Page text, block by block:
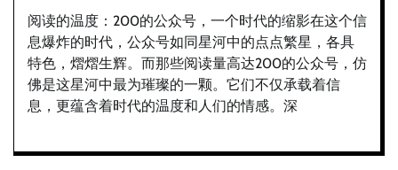
阅读的温度：200的公众号，一个时代的缩影在这个信
息爆炸的时代，公众号如同星河中的点点繁星，各具
特色，熠熠生辉。而那些阅读量高达200的公众号，仿
佛是这星河中最为璀璨的一颗。它们不仅承载着信
息，更蕴含着时代的温度和人们的情感。深